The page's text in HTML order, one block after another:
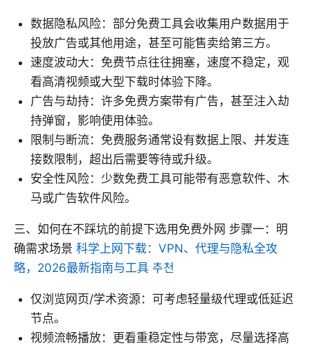
数据隐私风险：部分免费工具会收集用户数据用于
投放广告或其他用途，甚至可能售卖给第三方。
速度波动大：免费节点往往拥塞，速度不稳定，观
看高清视频或大型下载时体验下降。
广告与劫持：许多免费方案带有广告，甚至注入劫
持弹窗，影响使用体验。
限制与断流：免费服务通常设有数据上限、并发连
接数限制，超出后需要等待或升级。
安全性风险：少数免费工具可能带有恶意软件、木
马或广告软件风险。
三、如何在不踩坑的前提下选用免费外网 步骤一：明
确需求场景 科学上网下载：VPN、代理与隐私全攻
略，2026最新指南与工具 추천
仅浏览网页/学术资源：可考虑轻量级代理或低延迟
节点。
视频流畅播放：更看重稳定性与带宽，尽量选择高